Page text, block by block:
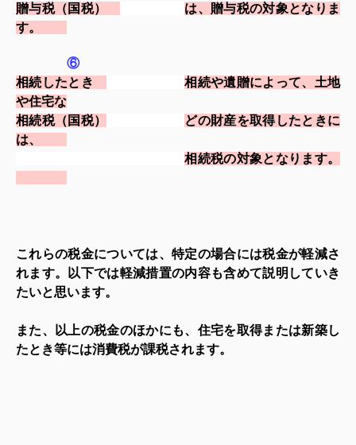
贈与税（国税）
は、 贈与税の対象となりま
す。
⑥
相続したとき
相続や遺贈によって、土地
や住宅な
相続税（国税）
どの財産を取得したときに
は、
相続税の対象となります。
これらの税金については、特定の場合には税金が軽減さ
れます。以下では軽減措置の内容も含めて説明していき
たいと思います。
また、以上の税金のほかにも、住宅を取得または新築し
たとき等には消費税が課税されます。